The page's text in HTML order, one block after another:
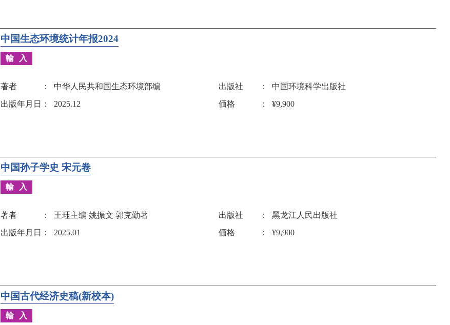
中国生态环境统计年报2024
輸入
著者 中华人民共和国生态环境部编 出版社
中国环境科学出版社
出版年月日
2025.12 価格 ¥9,900
中国孙子学史 宋元卷
輸入
著者 王珏主编 姚振文 郭克勤著 出版社
黑龙江人民出版社
出版年月日
2025.01 価格 ¥9,900
中国古代经济史稿(新校本)
輸入